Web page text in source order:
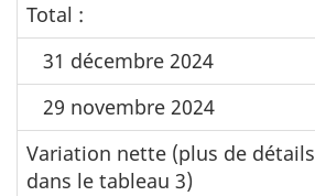
Total :
31 décembre 2024
29 novembre 2024
Variation nette (plus de détails
dans le tableau 3)